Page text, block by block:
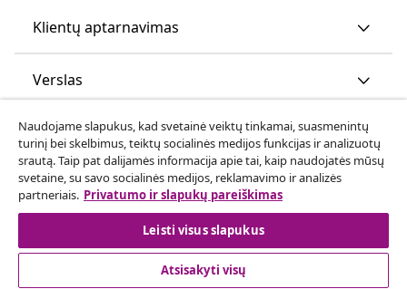
Klientų aptarnavimas
Verslas
vidaXL
Atraskite daugiau
Naudojame slapukus, kad svetainė veiktų tinkamai, suasmenintų
turinį bei skelbimus, teiktų socialinės medijos funkcijas ir analizuotų
srautą. Taip pat dalijamės informacija apie tai, kaip naudojatės mūsų
svetaine, su savo socialinės medijos, reklamavimo ir analizės
partneriais. Privatumo ir slapukų pareiškimas
Leisti visus slapukus
Atsisakyti visų